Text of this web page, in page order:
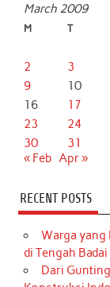
March 2009
M T
2
3
9
10
16
17
23
24
30
31
« Feb Apr »
RECENT POSTS
Warga yang
di Tengah
Dari